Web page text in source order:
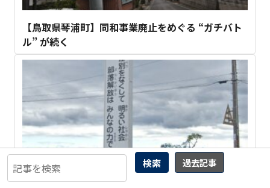
検索 過去記事
【鳥取県琴浦町】同和事業廃止をめぐる “ガチバト
ル” が続く
【広島県 三原市】「差別化」は差別と騒ぐ 解放同